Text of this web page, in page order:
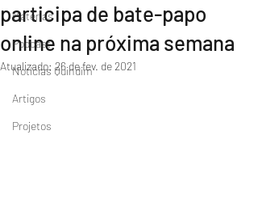
Matérias
Podcast
Notícias Quindim
Artigos
Projetos
participa de bate-papo
online na próxima semana
Atualizado: 26 de fev. de 2021